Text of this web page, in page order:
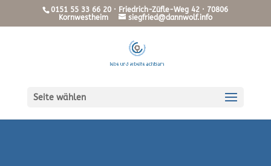
0151 55 33 66 20 · Friedrich-Züfle-Weg 42 · 70806
Kornwestheim
siegfried@dannwolf.info
Seite wählen